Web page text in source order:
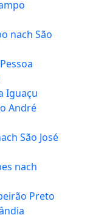
nach São
Iguaçu
André
São José
nach
Preto